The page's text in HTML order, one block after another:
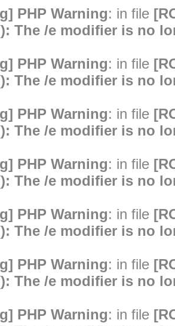
PHP Warning: in file
The /e modifier is no
PHP Warning: in file
The /e modifier is no
PHP Warning: in file
The /e modifier is no
PHP Warning: in file
The /e modifier is no
PHP Warning: in file
The /e modifier is no
PHP Warning: in file
The /e modifier is no
PHP Warning: in file